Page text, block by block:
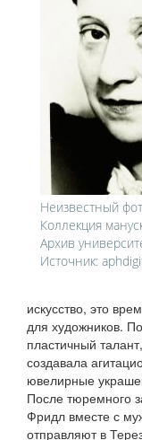
Неизвестный
Коллекция
Архив
Источник:
искусство, это
для художников.
пластичный
создавала
ювелирные
После тюремного
Фридл вместе с
отправляют в